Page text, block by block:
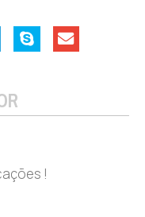
!